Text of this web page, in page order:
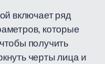
включает ряд
которые
получить
черты лица и